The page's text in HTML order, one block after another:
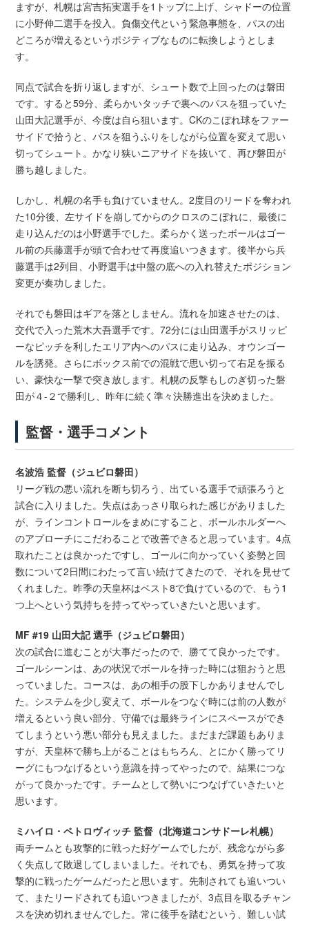
ますが、札幌は宮吉拓実選手を1トップに上げ、シャドーの位置
に小野伸二選手を投入。負傷交代という緊急事態を、パスの出
どころが増えるというポジティブなものに転換しようとしま
す。
同点で試合を折り返しますが、シュート数で上回ったのは磐田
です。すると59分、柔らかいタッチで裏へのパスを狙っていた
山田大記選手が、今度は自ら狙います。CKのこぼれ球をファー
サイドで拾うと、パスを狙うふりをしながら位置を変えて思い
切ってシュート。かなり狭いニアサイドを抜いて、再び磐田が
勝ち越しました。
しかし、札幌の名手も負けていません。2度目のリードを奪われ
た10分後、左サイドを崩してからのクロスのこぼれに、最後に
走り込んだのは小野選手でした。柔らかく送ったボールはゴー
ル前の兵藤選手が頭で合わせて再度追いつきます。後半から兵
藤選手は2列目、小野選手は中盤の底への入れ替えたポジション
変更が奏功しました。
それでも磐田はギアを落としません。流れを加速させたのは、
交代で入った荒木大吾選手です。72分には山田選手がスリッピ
ーなピッチを利したエリア内へのパスに走り込み、オウンゴー
ルを誘発。さらにボックス前での混戦で思い切って右足を振る
い、豪快な一撃で突き放します。札幌の反撃もしのぎ切った磐
田が４-２で勝利し、昨年に続く準々決勝進出を決めました。
監督・選手コメント
名波浩 監督（ジュビロ磐田）
リーグ戦の悪い流れを断ち切ろう、出ている選手で頑張ろうと
試合に入りました。失点はあっさり取られた感じがありました
が、ラインコントロールをまめにすること、ボールホルダーへ
のアプローチにこだわることで改善できると思っています。4点
取れたことは良かったですし、ゴールに向かっていく姿勢と回
数について2日間にわたって言い続けてきたので、それを見せて
くれました。昨季の天皇杯はベスト8で負けているので、もう1
つ上へという気持ちを持ってやっていきたいと思います。
MF #19 山田大記 選手（ジュビロ磐田）
次の試合に進むことが大事だったので、勝てて良かったです。
ゴールシーンは、あの状況でボールを持った時には狙おうと思
っていました。コースは、あの相手の股下しかありませんでし
た。システムを少し変えて、ボールをつなぐ時には前の人数が
増えるという良い部分、守備では最終ラインにスペースができ
てしまうという悪い部分も見えました。まだまだ課題もありま
すが、天皇杯で勝ち上がることはもちろん、とにかく勝ってリ
ーグにもつなげるという意識を持ってやったので、結果につな
がって良かったです。チームとして勢いにつなげていきたいと
思います。
ミハイロ・ペトロヴィッチ 監督（北海道コンサドーレ札幌）
両チームとも攻撃的に戦った好ゲームでしたが、残念ながら多
く失点して敗退してしまいました。それでも、勇気を持って攻
撃的に戦ったゲームだったと思います。先制されても追いつい
て、またリードされても追いつきましたが、3点目を取るチャン
スを決め切れませんでした。常に後手を踏むという、難しい試